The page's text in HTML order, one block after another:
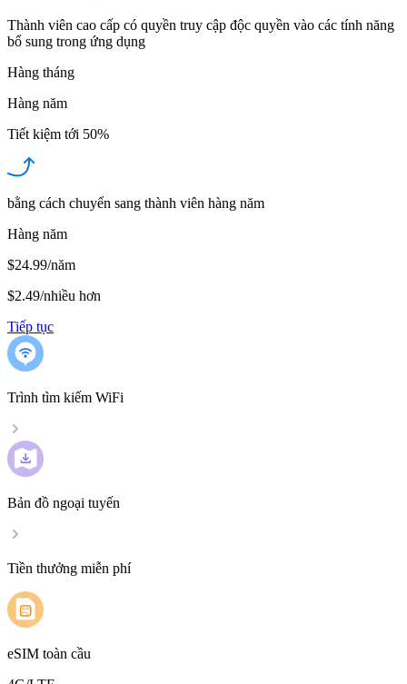
Thành viên cao cấp có quyền truy cập độc quyền vào các tính năng
bổ sung trong ứng dụng
Hàng tháng
Hàng năm
Tiết kiệm tới 50%
bằng cách chuyển sang thành viên hàng năm
Hàng năm
$24.99/năm
$2.49/nhiều hơn
Tiếp tục
Trình tìm kiếm WiFi
Bản đồ ngoại tuyến
Tiền thưởng miễn phí
eSIM toàn cầu